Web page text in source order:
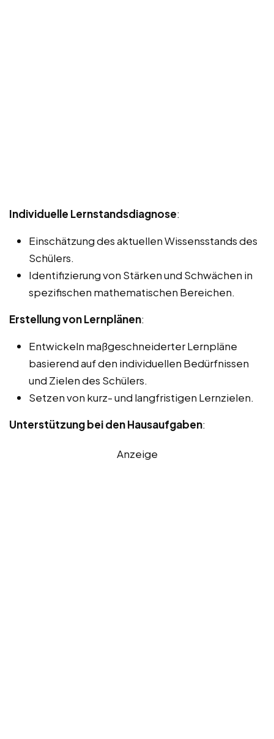
Individuelle Lernstandsdiagnose:
Einschätzung des aktuellen Wissensstands des
Schülers.
Identifizierung von Stärken und Schwächen in
spezifischen mathematischen Bereichen.
Erstellung von Lernplänen:
Entwickeln maßgeschneiderter Lernpläne
basierend auf den individuellen Bedürfnissen
und Zielen des Schülers.
Setzen von kurz- und langfristigen Lernzielen.
Unterstützung bei den Hausaufgaben:
Anzeige